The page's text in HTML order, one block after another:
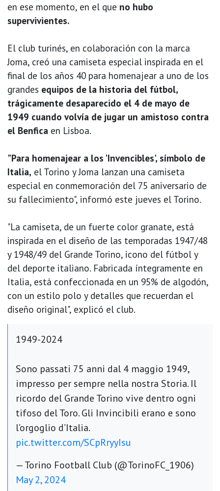
en ese momento, en el que no hubo
supervivientes.
El club turinés, en colaboración con la marca
Joma, creó una camiseta especial inspirada en el
final de los años 40 para homenajear a uno de los
grandes equipos de la historia del fútbol,
trágicamente desaparecido el 4 de mayo de
1949 cuando volvía de jugar un amistoso contra
el Benfica en Lisboa.
"Para homenajear a los 'Invencibles', símbolo de
Italia, el Torino y Joma lanzan una camiseta
especial en conmemoración del 75 aniversario de
su fallecimiento", informó este jueves el Torino.
"La camiseta, de un fuerte color granate, está
inspirada en el diseño de las temporadas 1947/48
y 1948/49 del Grande Torino, icono del fútbol y
del deporte italiano. Fabricada íntegramente en
Italia, está confeccionada en un 95% de algodón,
con un estilo polo y detalles que recuerdan el
diseño original", explicó el club.
1949-2024
Sono passati 75 anni dal 4 maggio 1949,
impresso per sempre nella nostra Storia. Il
ricordo del Grande Torino vive dentro ogni
tifoso del Toro. Gli Invincibili erano e sono
l’orgoglio d’Italia.
pic.twitter.com/SCpRryyIsu
— Torino Football Club (@TorinoFC_1906)
May 2, 2024